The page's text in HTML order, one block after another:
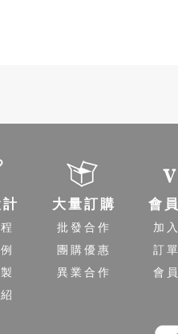
大量訂購
批發合作
團購優惠
異業合作
會
加
訂
會